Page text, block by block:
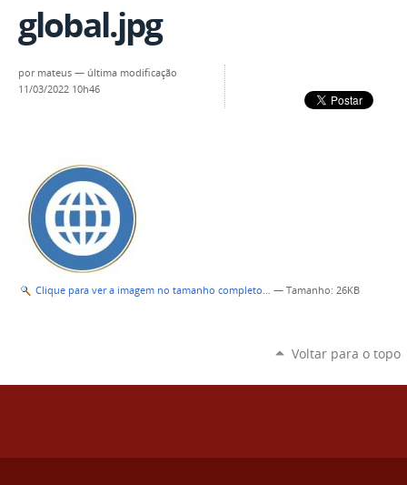
global.jpg
por mateus — última modificação
11/03/2022 10h46
Clique para ver a imagem no tamanho completo… — Tamanho: 26KB
Voltar para o topo